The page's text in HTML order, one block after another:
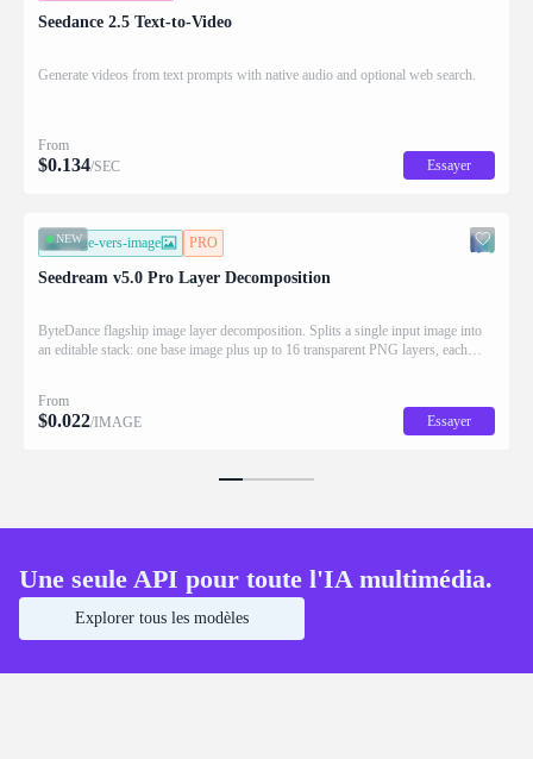
Seedance 2.5 Text-to-Video
Generate videos from text prompts with native audio and optional web search.
From
$0.134/SEC Essayer
NEW
image-vers-image PRO
Seedream v5.0 Pro Layer Decomposition
ByteDance flagship image layer decomposition. Splits a single input image into
an editable stack: one base image plus up to 16 transparent PNG layers, each
From
$0.022/IMAGE Essayer
Une seule API pour toute l'IA multimédia.
Explorer tous les modèles